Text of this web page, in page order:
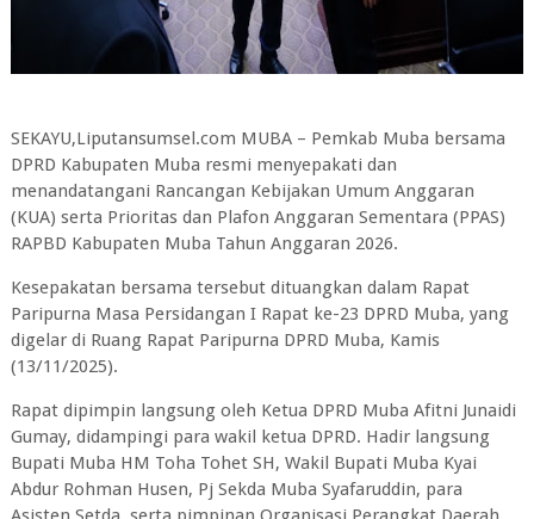
SEKAYU,Liputansumsel.com MUBA – Pemkab Muba bersama
DPRD Kabupaten Muba resmi menyepakati dan
menandatangani Rancangan Kebijakan Umum Anggaran
(KUA) serta Prioritas dan Plafon Anggaran Sementara (PPAS)
RAPBD Kabupaten Muba Tahun Anggaran 2026.
Kesepakatan bersama tersebut dituangkan dalam Rapat
Paripurna Masa Persidangan I Rapat ke-23 DPRD Muba, yang
digelar di Ruang Rapat Paripurna DPRD Muba, Kamis
(13/11/2025).
Rapat dipimpin langsung oleh Ketua DPRD Muba Afitni Junaidi
Gumay, didampingi para wakil ketua DPRD. Hadir langsung
Bupati Muba HM Toha Tohet SH, Wakil Bupati Muba Kyai
Abdur Rohman Husen, Pj Sekda Muba Syafaruddin, para